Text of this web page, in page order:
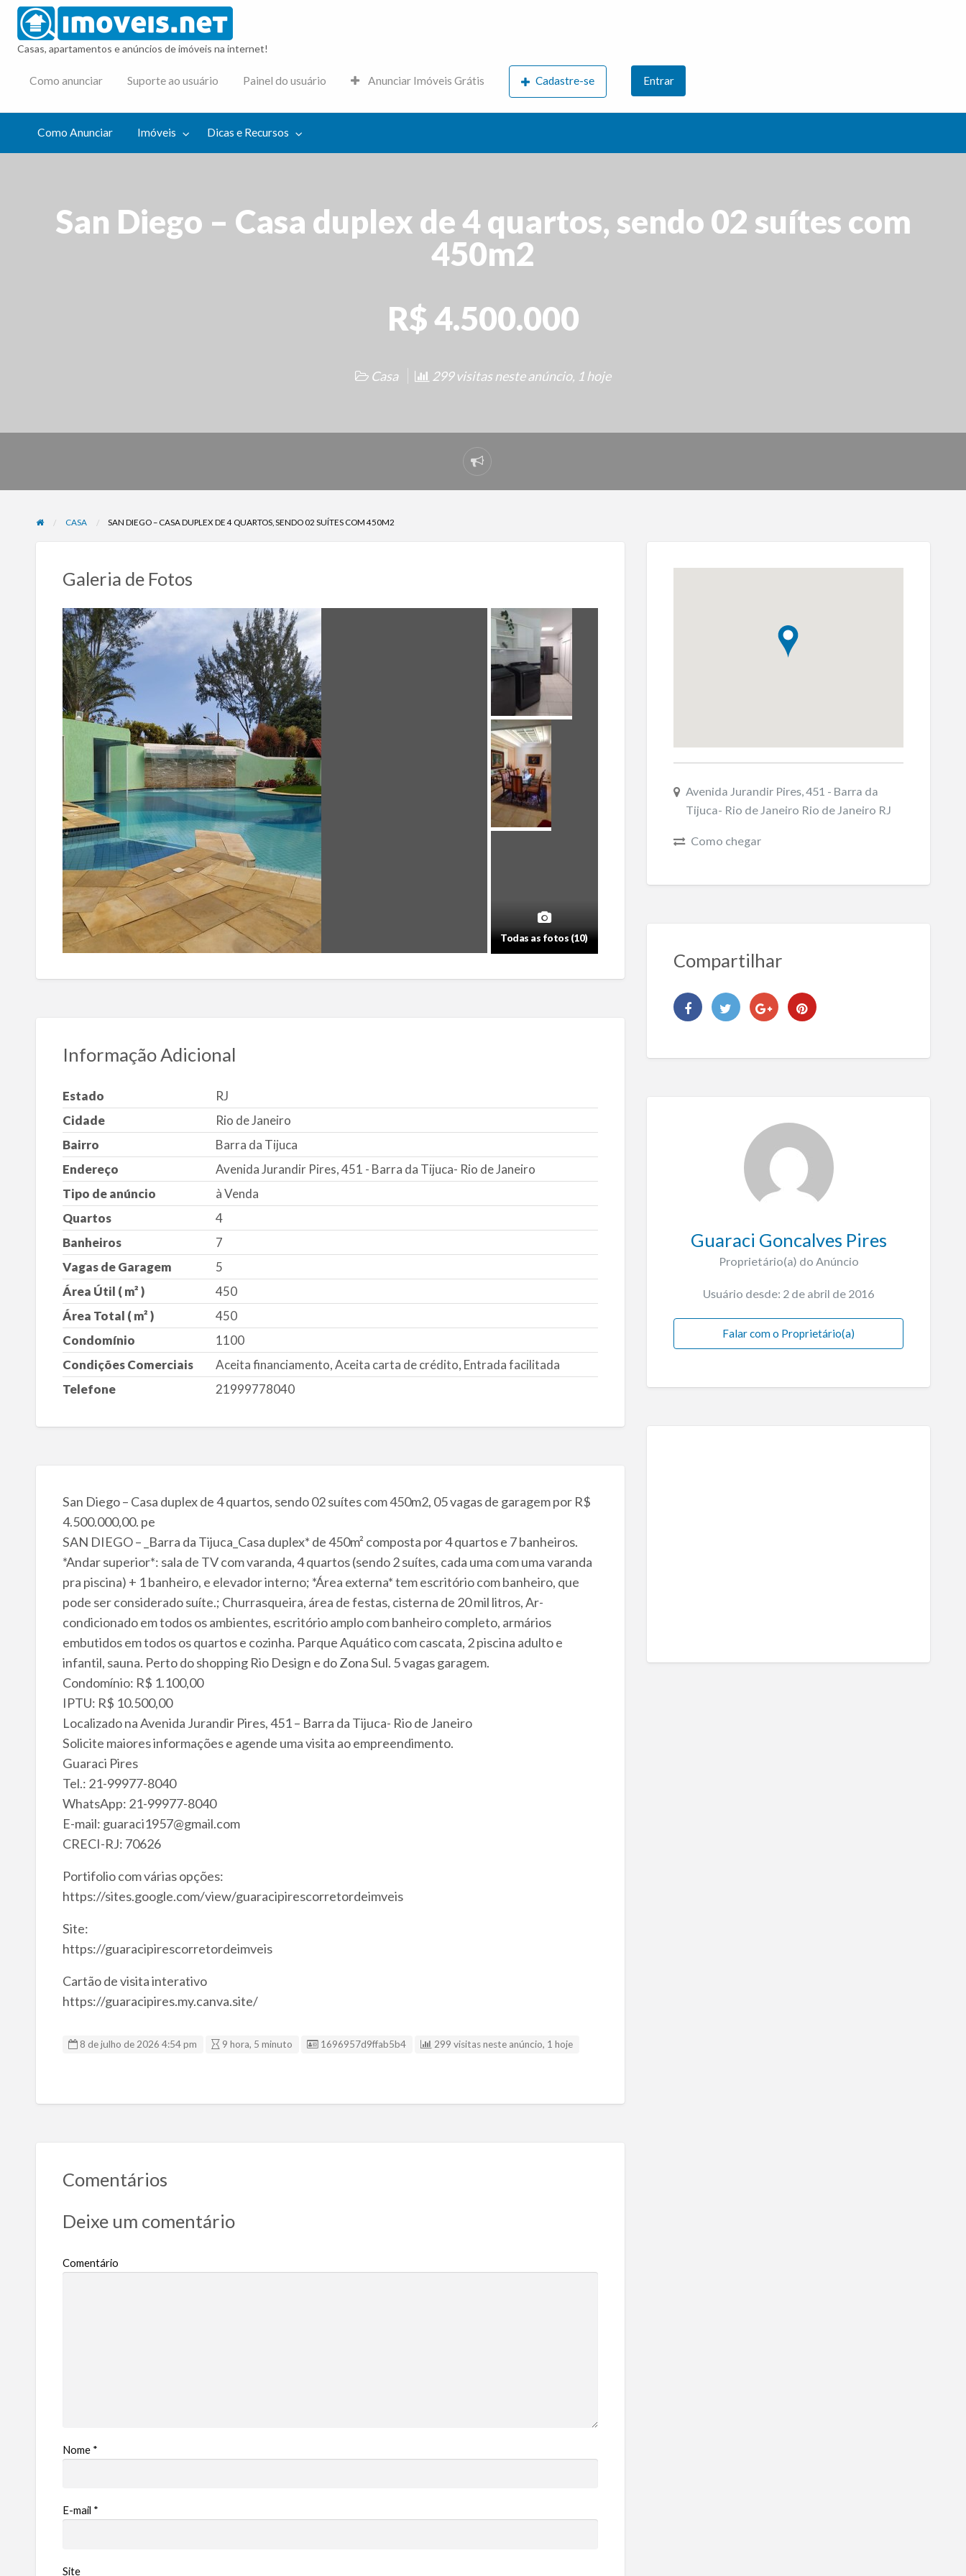
Casas, apartamentos e anúncios de imóveis na internet!
Como anunciar Suporte ao usuário Painel do usuário Anunciar Imóveis Grátis Cadastre-se Entrar
Como Anunciar Imóveis Dicas e Recursos
San Diego – Casa duplex de 4 quartos, sendo 02 suítes com
450m2
R$ 4.500.000
Casa 299 visitas neste anúncio, 1 hoje
Denunciar
problema
CASA SAN DIEGO – CASA DUPLEX DE 4 QUARTOS, SENDO 02 SUÍTES COM 450M2
Galeria de Fotos
Todas as fotos (10)
Informação Adicional
Estado
RJ
Cidade
Rio de Janeiro
Bairro
Barra da Tijuca
Endereço
Avenida Jurandir Pires, 451 - Barra da Tijuca- Rio de Janeiro
Tipo de anúncio
à Venda
Quartos
4
Banheiros
7
Vagas de Garagem
5
Área Útil ( m² )
450
Área Total ( m² )
450
Condomínio
1100
Condições Comerciais
Aceita financiamento, Aceita carta de crédito, Entrada facilitada
Telefone
21999778040
San Diego – Casa duplex de 4 quartos, sendo 02 suítes com 450m2, 05 vagas de garagem por R$
4.500.000,00. pe
SAN DIEGO – _Barra da Tijuca_Casa duplex* de 450m² composta por 4 quartos e 7 banheiros.
*Andar superior*: sala de TV com varanda, 4 quartos (sendo 2 suítes, cada uma com uma varanda
pra piscina) + 1 banheiro, e elevador interno; *Área externa* tem escritório com banheiro, que
pode ser considerado suíte.; Churrasqueira, área de festas, cisterna de 20 mil litros, Ar-
condicionado em todos os ambientes, escritório amplo com banheiro completo, armários
embutidos em todos os quartos e cozinha. Parque Aquático com cascata, 2 piscina adulto e
infantil, sauna. Perto do shopping Rio Design e do Zona Sul. 5 vagas garagem.
Condomínio: R$ 1.100,00
IPTU: R$ 10.500,00
Localizado na Avenida Jurandir Pires, 451 – Barra da Tijuca- Rio de Janeiro
Solicite maiores informações e agende uma visita ao empreendimento.
Guaraci Pires
Tel.: 21-99977-8040
WhatsApp: 21-99977-8040
E-mail: guaraci1957@gmail.com
CRECI-RJ: 70626
Portifolio com várias opções:
https://sites.google.com/view/guaracipirescorretordeimveis
Site:
https://guaracipirescorretordeimveis
Cartão de visita interativo
https://guaracipires.my.canva.site/
8 de julho de 2026 4:54 pm 9 hora, 5 minuto Listing ID
1696957d9ffab5b4 299 visitas neste anúncio, 1 hoje
Comentários
Deixe um comentário
Comentário
Nome *
E-mail *
Site
Avenida Jurandir Pires, 451 - Barra da
Tijuca- Rio de Janeiro Rio de Janeiro RJ
Como chegar
Compartilhar
Guaraci Goncalves Pires
Proprietário(a) do Anúncio
Usuário desde: 2 de abril de 2016
Falar com o Proprietário(a)